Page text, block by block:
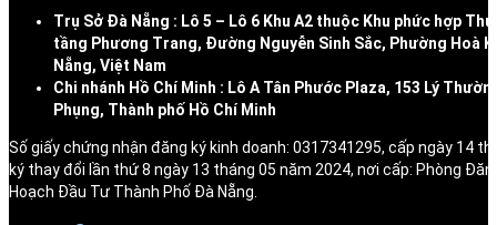
Trụ Sở Đà Nẵng : Lô 5 – Lô 6 Khu A2 thuộc Khu phức hợp
tầng Phương Trang, Đường Nguyễn Sinh Sắc, Phường Hoà
Nẵng, Việt Nam
Chi nhánh Hồ Chí Minh : Lô A Tân Phước Plaza, 153 Lý
Phụng, Thành phố Hồ Chí Minh
Số giấy chứng nhận đăng ký kinh doanh: 0317341295, cấp ngày 14
ký thay đổi lần thứ 8 ngày 13 tháng 05 năm 2024, nơi cấp: Phòng
Hoạch Đầu Tư Thành Phố Đà Nẵng.